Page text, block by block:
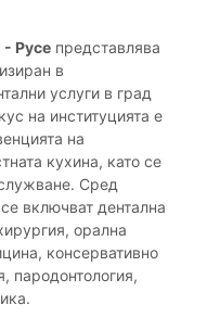
- Русе представлява
в
услуги в град
на институцията е
на
кухина, като се
Сред
включват дентална
орална
консервативно
пародонтология,